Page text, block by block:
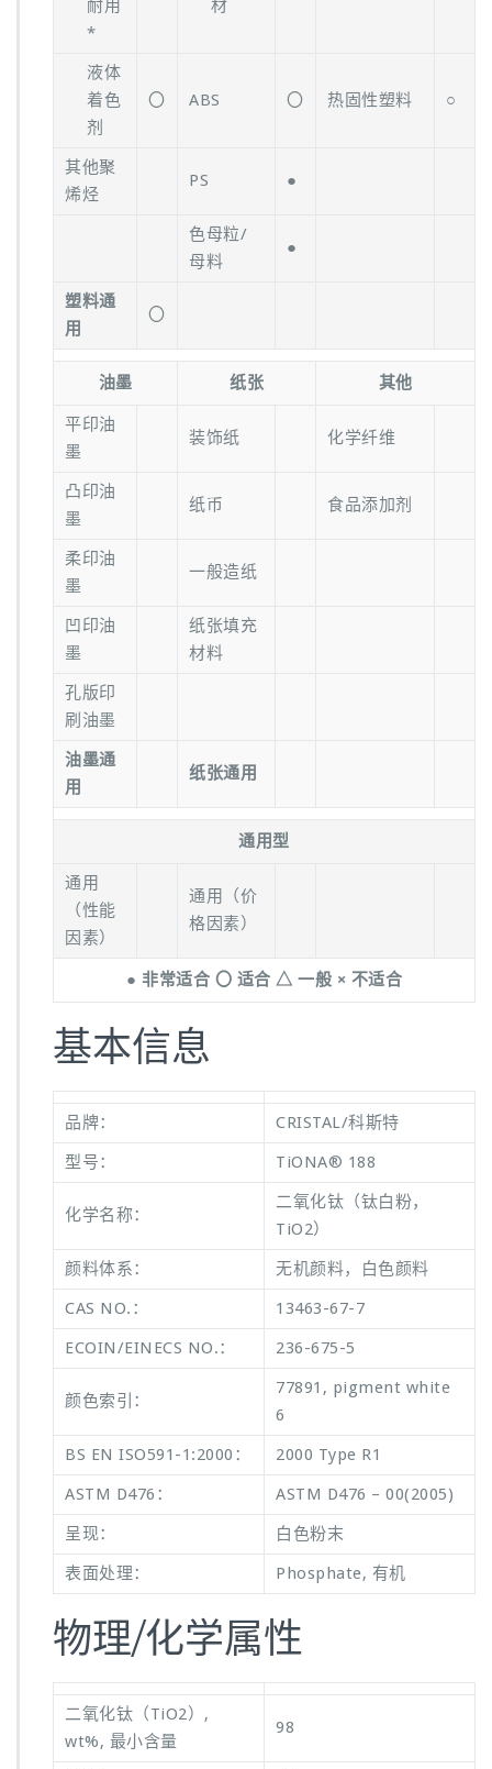
耐用
*
材
液体
着色
剂
〇 ABS 〇 热固性塑料 ○
其他聚
烯烃
PS ●
色母粒/
母料
●
塑料通
用
〇
油墨 纸张 其他
平印油
墨
装饰纸 化学纤维
凸印油
墨
纸币 食品添加剂
柔印油
墨
一般造纸
凹印油
墨
纸张填充
材料
孔版印
刷油墨
油墨通
用
纸张通用
通用型
通用
（性能
因素）
通用（价
格因素）
● 非常适合 〇 适合 △ 一般 × 不适合
基本信息
品牌：
CRISTAL/科斯特
型号：
TiONA® 188
化学名称：
二氧化钛（钛白粉，
TiO2）
颜料体系：
无机颜料，白色颜料
CAS NO.：
13463-67-7
ECOIN/EINECS NO.：
236-675-5
颜色索引：
77891, pigment white
6
BS EN ISO591-1:2000：
2000 Type R1
ASTM D476：
ASTM D476 – 00(2005)
呈现：
白色粉末
表面处理：
Phosphate, 有机
物理/化学属性
二氧化钛（TiO2）,
wt%, 最小含量
98